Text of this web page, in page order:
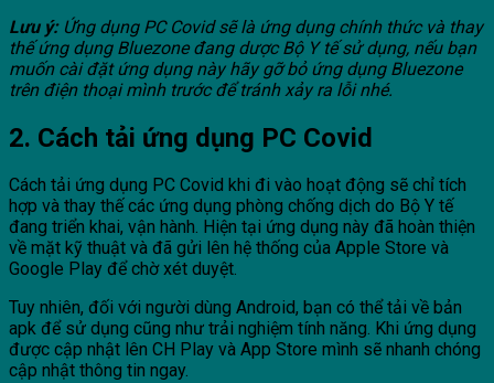
Lưu ý: Ứng dụng PC Covid sẽ là ứng dụng chính thức và thay
thế ứng dụng Bluezone đang dược Bộ Y tế sử dụng, nếu bạn
muốn cài đặt ứng dụng này hãy gỡ bỏ ứng dụng Bluezone
trên điện thoại mình trước để tránh xảy ra lỗi nhé.
2. Cách tải ứng dụng PC Covid
Cách tải ứng dụng PC Covid khi đi vào hoạt động sẽ chỉ tích
hợp và thay thế các ứng dụng phòng chống dịch do Bộ Y tế
đang triển khai, vận hành. Hiện tại ứng dụng này đã hoàn thiện
về mặt kỹ thuật và đã gửi lên hệ thống của Apple Store và
Google Play để chờ xét duyệt.
Tuy nhiên, đối với người dùng Android, bạn có thể tải về bản
apk để sử dụng cũng như trải nghiệm tính năng. Khi ứng dụng
được cập nhật lên CH Play và App Store mình sẽ nhanh chóng
cập nhật thông tin ngay.